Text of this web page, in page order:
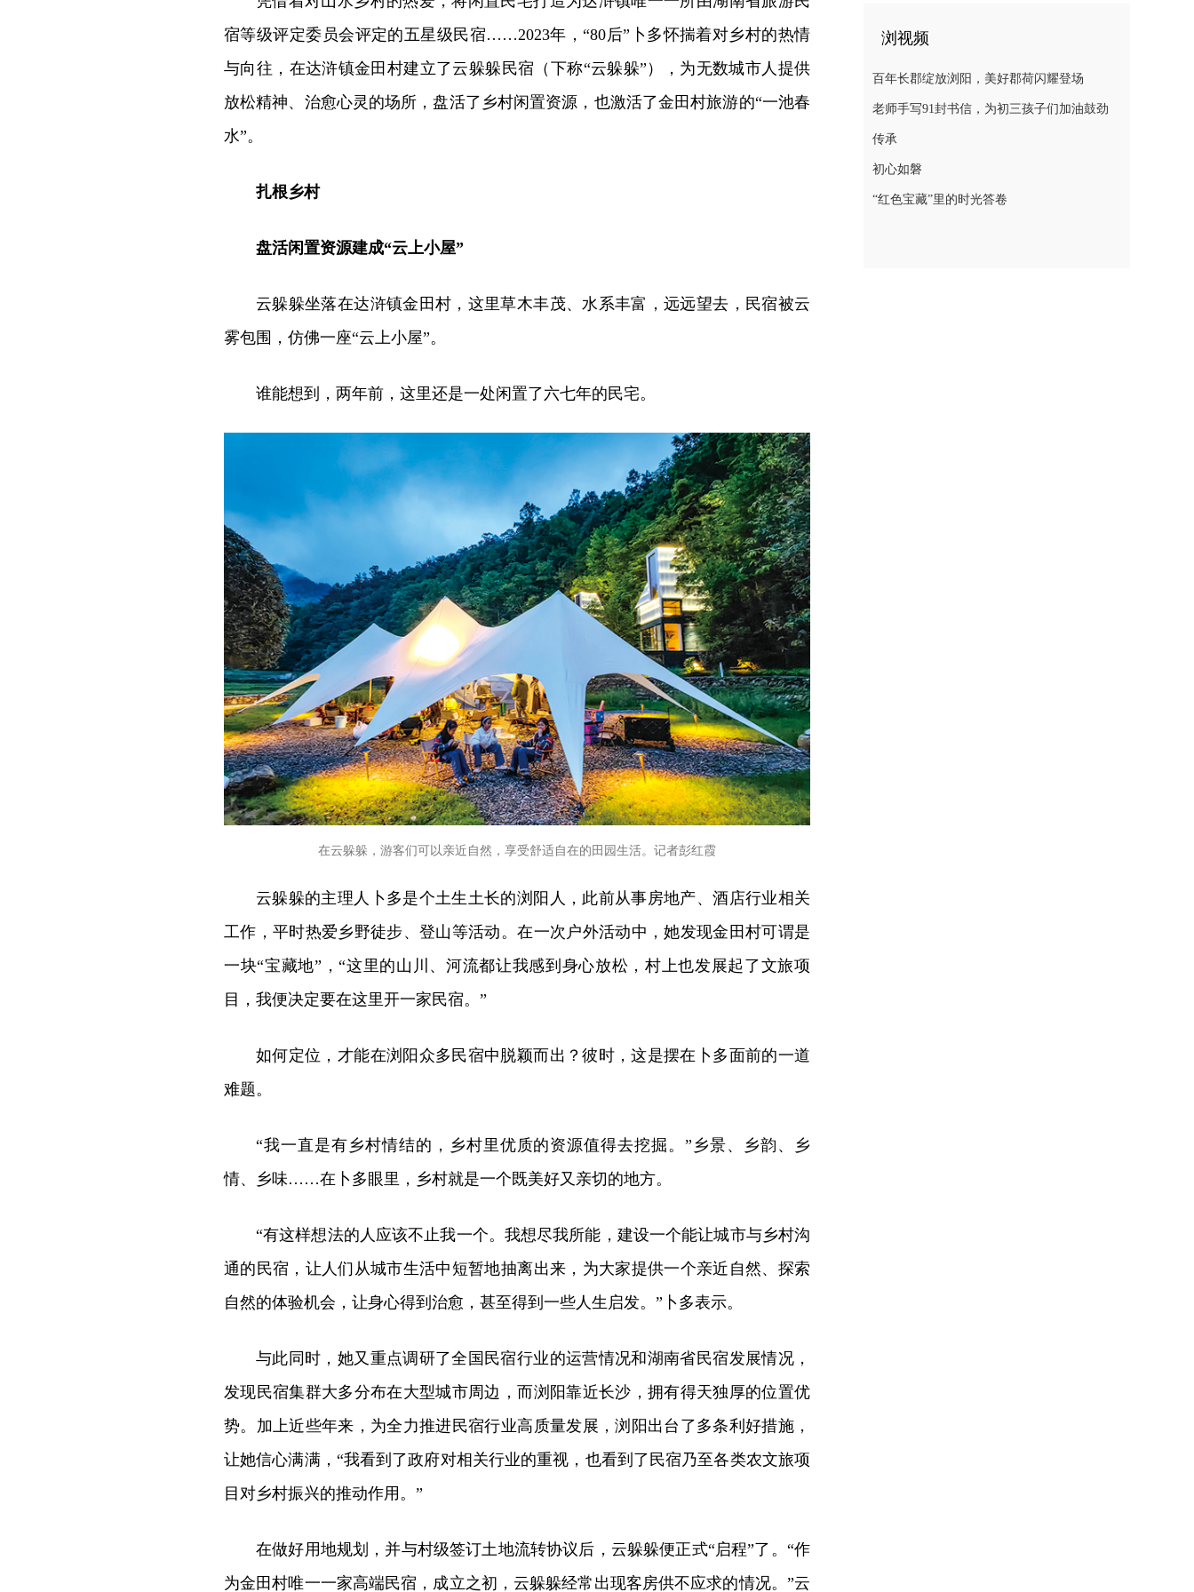
宿等级评定委员会评定的五星级民宿……2023年，“80后”卜多怀揣着对乡村的热情
与向往，在达浒镇金田村建立了云躲躲民宿（下称“云躲躲”），为无数城市人提供
放松精神、治愈心灵的场所，盘活了乡村闲置资源，也激活了金田村旅游的“一池春
水”。
扎根乡村
盘活闲置资源建成“云上小屋”
云躲躲坐落在达浒镇金田村，这里草木丰茂、水系丰富，远远望去，民宿被云
雾包围，仿佛一座“云上小屋”。
谁能想到，两年前，这里还是一处闲置了六七年的民宅。
在云躲躲，游客们可以亲近自然，享受舒适自在的田园生活。记者彭红霞
云躲躲的主理人卜多是个土生土长的浏阳人，此前从事房地产、酒店行业相关
工作，平时热爱乡野徒步、登山等活动。在一次户外活动中，她发现金田村可谓是
一块“宝藏地”，“这里的山川、河流都让我感到身心放松，村上也发展起了文旅项
目，我便决定要在这里开一家民宿。”
如何定位，才能在浏阳众多民宿中脱颖而出？彼时，这是摆在卜多面前的一道
难题。
“我一直是有乡村情结的，乡村里优质的资源值得去挖掘。”乡景、乡韵、乡
情、乡味……在卜多眼里，乡村就是一个既美好又亲切的地方。
“有这样想法的人应该不止我一个。我想尽我所能，建设一个能让城市与乡村沟
通的民宿，让人们从城市生活中短暂地抽离出来，为大家提供一个亲近自然、探索
自然的体验机会，让身心得到治愈，甚至得到一些人生启发。”卜多表示。
与此同时，她又重点调研了全国民宿行业的运营情况和湖南省民宿发展情况，
发现民宿集群大多分布在大型城市周边，而浏阳靠近长沙，拥有得天独厚的位置优
势。加上近些年来，为全力推进民宿行业高质量发展，浏阳出台了多条利好措施，
让她信心满满，“我看到了政府对相关行业的重视，也看到了民宿乃至各类农文旅项
目对乡村振兴的推动作用。”
在做好用地规划，并与村级签订土地流转协议后，云躲躲便正式“启程”了。“作
为金田村唯一一家高端民宿，成立之初，云躲躲经常出现客房供不应求的情况。”云
浏视频
百年长郡绽放浏阳，美好郡荷闪耀登场
老师手写91封书信，为初三孩子们加油鼓劲
传承
初心如磐
“红色宝藏”里的时光答卷